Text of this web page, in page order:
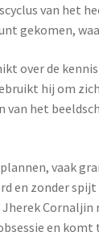
van het
gekomen,
over de
hij om
van het
vaak
en zonder spijt
Jherek
en